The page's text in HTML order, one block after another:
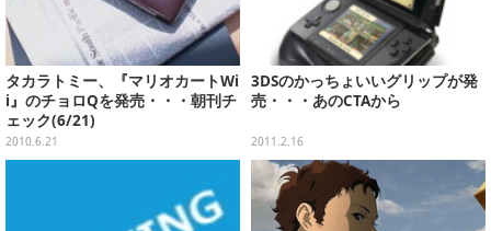
タカラトミー、『マリオカートWi
i』のチョロQを発売・・・朝刊チ
ェック(6/21)
2010.6.21
3DSのかっちょいいグリップが発
売・・・あのCTAから
2011.2.16